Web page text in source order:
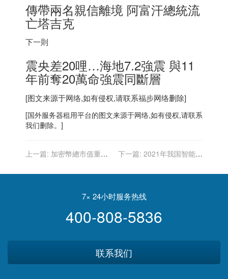
傳帶兩名親信離境 阿富汗總統流
亡塔吉克
下一則
震央差20哩…海地7.2強震 與11
年前奪20萬命強震同斷層
[图文来源于网络,如有侵权,请联系福步网络删除]
[国外服务器租用平台的图文来源于网络,如有侵权,请联系
我们删除。]
上一篇: 加密幣總市值重返2
續有斬獲
下一篇: 2021年我国智能硬
7× 24小时服务热线
400-808-5836
联系我们